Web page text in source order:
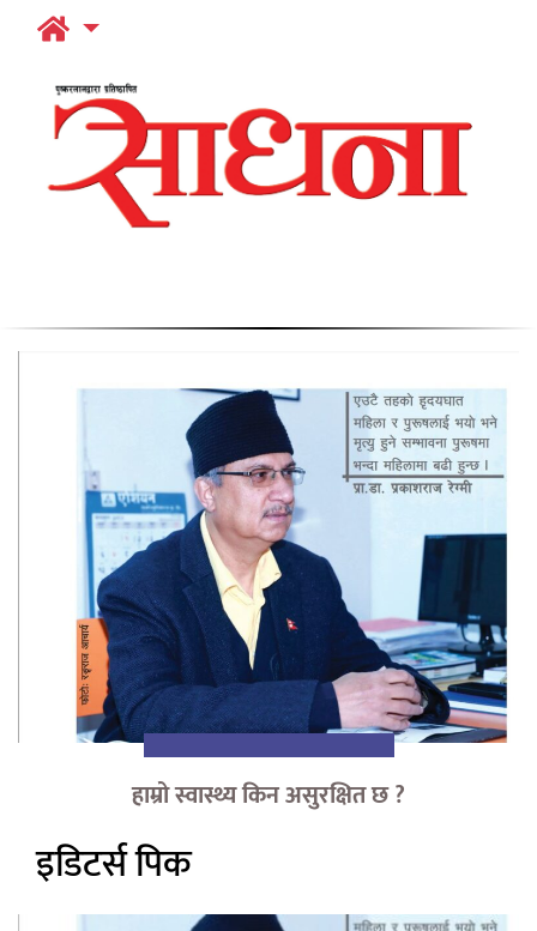
हाम्रो स्वास्थ्य किन असुरक्षित छ ?
इडिटर्स पिक